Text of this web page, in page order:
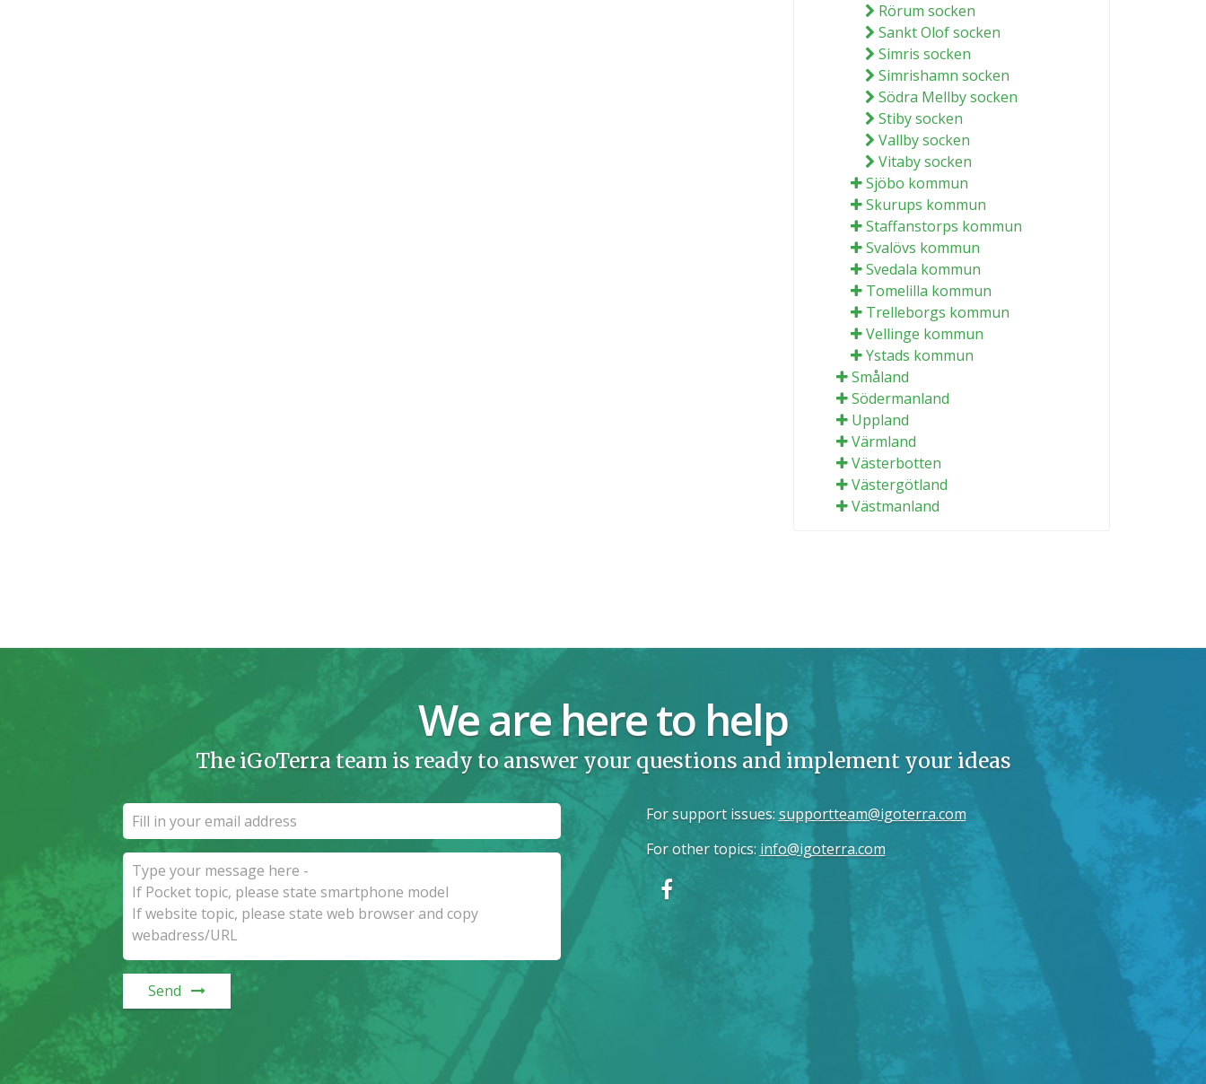
Rörum socken
Sankt Olof socken
Simris socken
Simrishamn socken
Södra Mellby socken
Stiby socken
Vallby socken
Vitaby socken
Sjöbo kommun
Skurups kommun
Staffanstorps kommun
Svalövs kommun
Svedala kommun
Tomelilla kommun
Trelleborgs kommun
Vellinge kommun
Ystads kommun
Småland
Södermanland
Uppland
Värmland
Västerbotten
Västergötland
Västmanland
We are here to help
The iGoTerra team is ready to answer your questions and implement your ideas
Send
For support issues: supportteam@igoterra.com
For other topics: info@igoterra.com